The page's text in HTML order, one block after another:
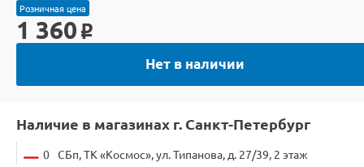
Розничная цена
1 360 o
Нет в наличии
Наличие в магазинах г. Санкт-Петербург
0 СБп, ТК «Космос», ул. Типанова, д. 27/39, 2 этаж